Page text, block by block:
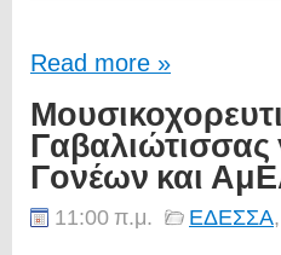
Read more »
Γαβαλιώτισσας
Γονέων και
11:00 π.μ. ΕΔΕΣΣΑ,